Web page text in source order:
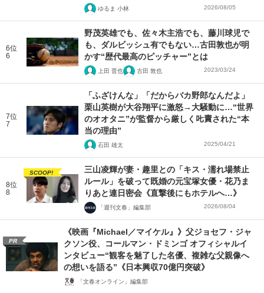
ゆるま 小林 2026/08/05
6位
6
野茂英雄でも、佐々木主浩でも、藤川球児で
も、ダルビッシュ有でもない…古田敦也が明
かす“歴代最高のピッチャー”とは
上田 晋也 古田 敦也 2023/03/24
7位
7
「ふざけんな」「だからバカ野郎なんだよ」
栗山英樹が大谷翔平に激怒→大騒動に…“世界
のオオタニ”が監督から厳しく𠮟責された“本
当の理由”
石田 雄太 2025/04/21
8位
8
SCOOP!
三山凌輝が妻・趣里との「キス・濡れ場禁止
ルール」を破って既婚の元宝塚女優・花乃ま
りあと連日密会《直撃後にもホテルへ…》
「週刊文春」編集部 2026/08/04
PR
《映画『Michael／マイケル』》父ジョセフ・ジャ
クソン役、コールマン・ドミンゴ オフィシャルイ
ンタビュー“観客を魅了した名優、複雑な父親像へ
の想いを語る”《日本興収70億円突破》
「文春オンライン」編集部